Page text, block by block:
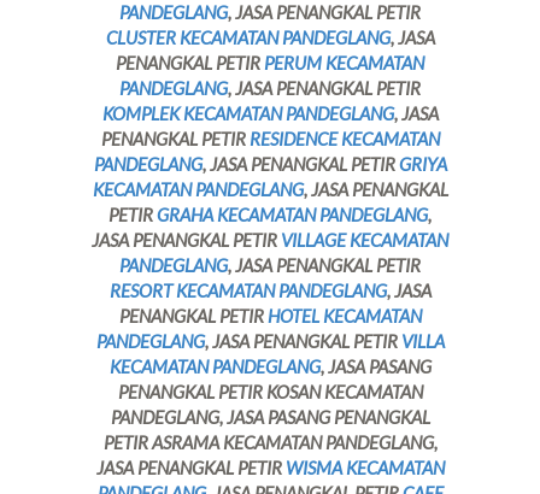
PANDEGLANG, JASA PENANGKAL PETIR
CLUSTER KECAMATAN PANDEGLANG, JASA
PENANGKAL PETIR PERUM KECAMATAN
PANDEGLANG, JASA PENANGKAL PETIR
KOMPLEK KECAMATAN PANDEGLANG, JASA
PENANGKAL PETIR RESIDENCE KECAMATAN
PANDEGLANG, JASA PENANGKAL PETIRGRIYA
KECAMATAN PANDEGLANG, JASA PENANGKAL
PETIRGRAHA KECAMATAN PANDEGLANG,
JASA PENANGKAL PETIR VILLAGE KECAMATAN
PANDEGLANG, JASA PENANGKAL PETIR
RESORT KECAMATAN PANDEGLANG, JASA
PENANGKAL PETIRHOTEL KECAMATAN
PANDEGLANG, JASA PENANGKAL PETIR VILLA
KECAMATAN PANDEGLANG, JASA PASANG
PENANGKAL PETIR KOSAN KECAMATAN
PANDEGLANG, JASA PASANG PENANGKAL
PETIR ASRAMA KECAMATAN PANDEGLANG,
JASA PENANGKAL PETIR WISMA KECAMATAN